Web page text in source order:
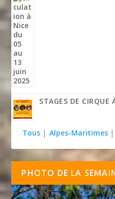
STAGES DE CIRQUE
Tous | Alpes-Maritimes |
PHOTO DE LA